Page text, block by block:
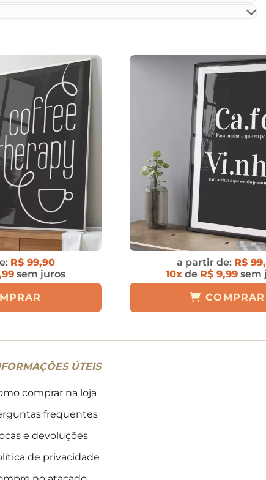
R$ 99,90
sem juros
a partir de: R$
10x de R$ 9,99 sem
COMPRAR
ÚTEIS
comprar na loja
frequentes
e devoluções
de privacidade